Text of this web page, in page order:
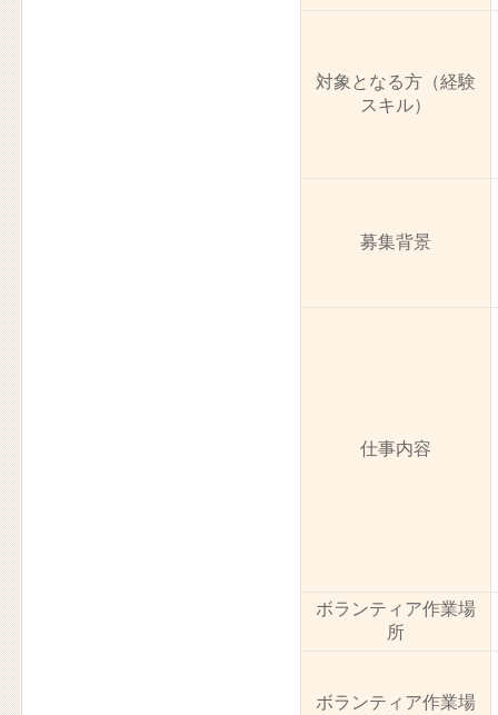
対象となる方（経験
スキル）
募集背景
仕事内容
ボランティア作業場
所
ボランティア作業場